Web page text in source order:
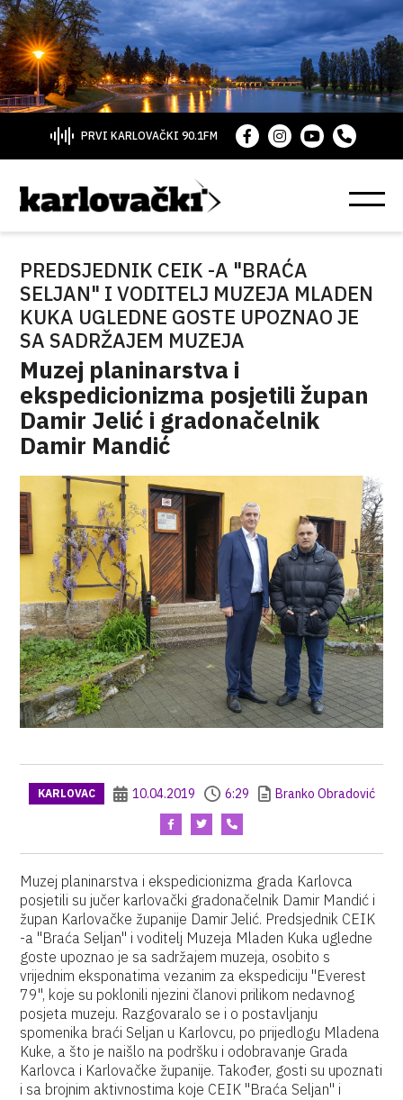
PRVI KARLOVAČKI 90.1FM
PREDSJEDNIK CEIK -A "BRAĆA
SELJAN" I VODITELJ MUZEJA MLADEN
KUKA UGLEDNE GOSTE UPOZNAO JE
SA SADRŽAJEM MUZEJA
Muzej planinarstva i
ekspedicionizma posjetili župan
Damir Jelić i gradonačelnik
Damir Mandić
KARLOVAC 10.04.2019 6:29 Branko Obradović
Muzej planinarstva i ekspedicionizma grada Karlovca
posjetili su jučer karlovački gradonačelnik Damir Mandić i
župan Karlovačke županije Damir Jelić. Predsjednik CEIK
-a "Braća Seljan" i voditelj Muzeja Mladen Kuka ugledne
goste upoznao je sa sadržajem muzeja, osobito s
vrijednim eksponatima vezanim za ekspediciju "Everest
79", koje su poklonili njezini članovi prilikom nedavnog
posjeta muzeju. Razgovaralo se i o postavljanju
spomenika braći Seljan u Karlovcu, po prijedlogu Mladena
Kuke, a što je naišlo na podršku i odobravanje Grada
Karlovca i Karlovačke županije. Također, gosti su upoznati
i sa brojnim aktivnostima koje CEIK "Braća Seljan" i